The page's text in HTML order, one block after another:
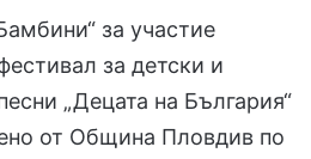
за участие
за детски и
„Децата на България“
от Община Пловдив по